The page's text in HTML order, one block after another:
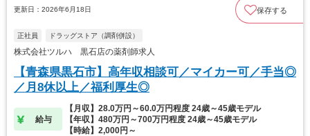
更新日：2026年6月18日 保存する
正社員 ドラッグストア（調剤併設）
株式会社ツルハ 黒石店の薬剤師求人
【青森県黒石市】高年収相談可／マイカー可／手当◎
／月8休以上／福利厚生◎
給与
【月収】28.0万円～60.0万円程度 24歳～45歳モデル
【年収】480万円～700万円程度 24歳～45歳モデル
【時給】2,000円～